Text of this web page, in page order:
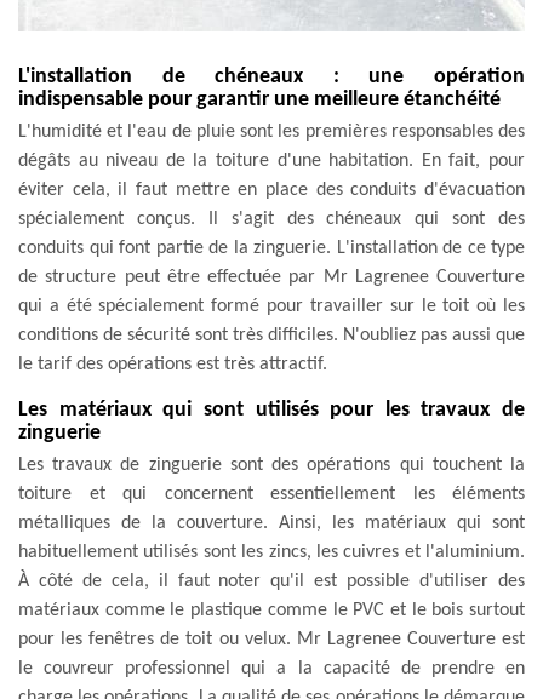
L'installation de chéneaux : une opération
indispensable pour garantir une meilleure étanchéité
L'humidité et l'eau de pluie sont les premières responsables des
dégâts au niveau de la toiture d'une habitation. En fait, pour
éviter cela, il faut mettre en place des conduits d'évacuation
spécialement conçus. Il s'agit des chéneaux qui sont des
conduits qui font partie de la zinguerie. L'installation de ce type
de structure peut être effectuée par Mr Lagrenee Couverture
qui a été spécialement formé pour travailler sur le toit où les
conditions de sécurité sont très difficiles. N'oubliez pas aussi que
le tarif des opérations est très attractif.
Les matériaux qui sont utilisés pour les travaux de
zinguerie
Les travaux de zinguerie sont des opérations qui touchent la
toiture et qui concernent essentiellement les éléments
métalliques de la couverture. Ainsi, les matériaux qui sont
habituellement utilisés sont les zincs, les cuivres et l'aluminium.
À côté de cela, il faut noter qu'il est possible d'utiliser des
matériaux comme le plastique comme le PVC et le bois surtout
pour les fenêtres de toit ou velux. Mr Lagrenee Couverture est
le couvreur professionnel qui a la capacité de prendre en